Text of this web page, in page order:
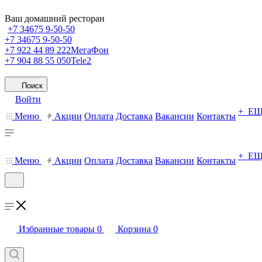
Ваш домашний ресторан
+7 34675 9-50-50
+7 34675 9-50-50
+7 922 44 89 222МегаФон
+7 904 88 55 050Tele2
Поиск
Войти
Меню
Акции Оплата Доставка Вакансии Контакты +
Меню Акции Оплата Доставка Вакансии Контакты +
Избранные товары 0 Корзина 0